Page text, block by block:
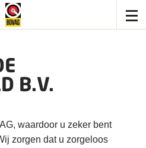
B.V.
waardoor u zeker bent
zorgen dat u zorgeloos